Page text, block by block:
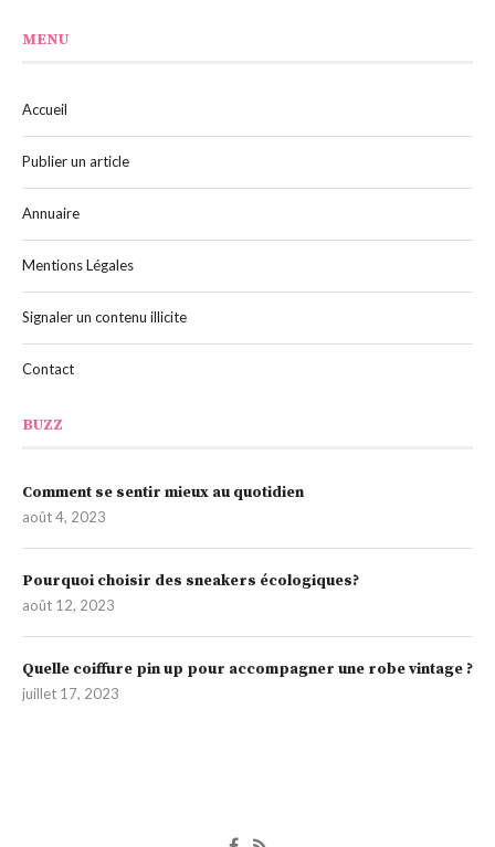
MENU
Accueil
Publier un article
Annuaire
Mentions Légales
Signaler un contenu illicite
Contact
BUZZ
Comment se sentir mieux au quotidien
août 4, 2023
Pourquoi choisir des sneakers écologiques?
août 12, 2023
Quelle coiffure pin up pour accompagner une robe vintage ?
juillet 17, 2023